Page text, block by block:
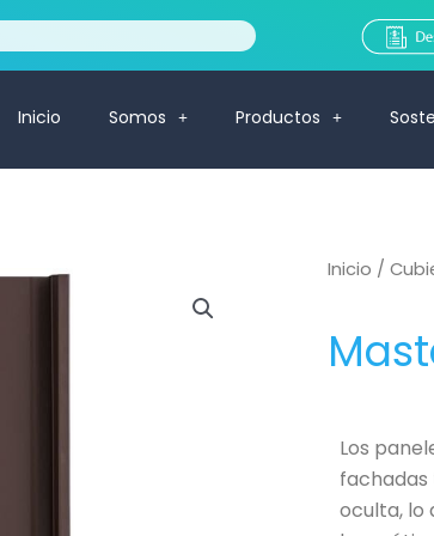
Inicio Somos Productos
Inicio /
Los
fachadas
oculta, lo